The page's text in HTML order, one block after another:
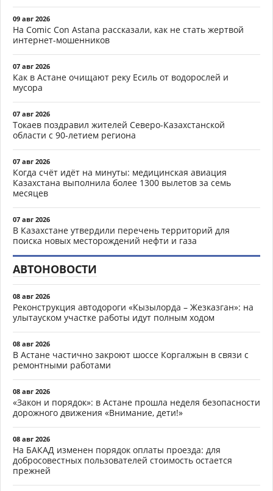
09 авг 2026
На Comic Con Astana рассказали, как не стать жертвой
интернет-мошенников
07 авг 2026
Как в Астане очищают реку Есиль от водорослей и
мусора
07 авг 2026
Токаев поздравил жителей Северо-Казахстанской
области с 90-летием региона
07 авг 2026
Когда счёт идёт на минуты: медицинская авиация
Казахстана выполнила более 1300 вылетов за семь
месяцев
07 авг 2026
В Казахстане утвердили перечень территорий для
поиска новых месторождений нефти и газа
АВТОНОВОСТИ
08 авг 2026
Реконструкция автодороги «Кызылорда – Жезказган»: на
улытауском участке работы идут полным ходом
08 авг 2026
В Астане частично закроют шоссе Коргалжын в связи с
ремонтными работами
08 авг 2026
«Закон и порядок»: в Астане прошла неделя безопасности
дорожного движения «Внимание, дети!»
08 авг 2026
На БАКАД изменен порядок оплаты проезда: для
добросовестных пользователей стоимость остается
прежней